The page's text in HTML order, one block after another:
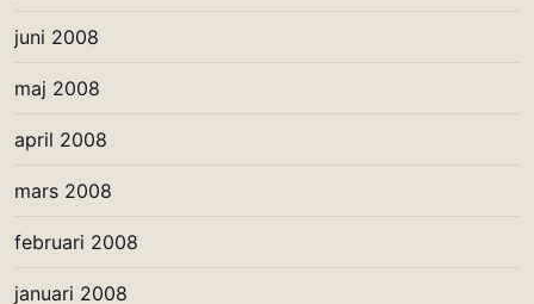
juni 2008
maj 2008
april 2008
mars 2008
februari 2008
januari 2008